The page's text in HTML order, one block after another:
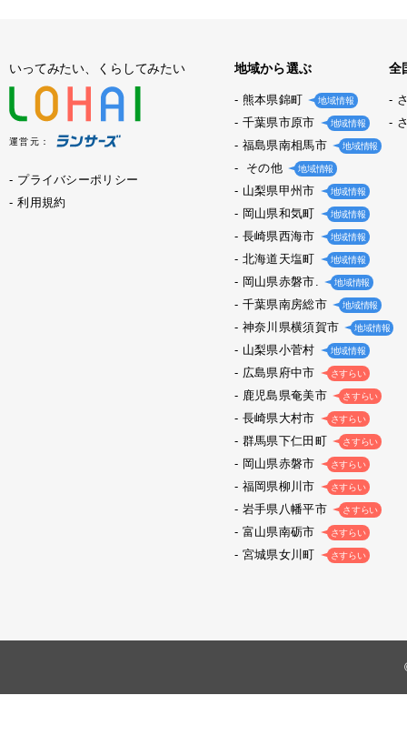
いってみたい、くらしてみたい
運営元：
プライバシーポリシー
利用規約
地域から選ぶ
熊本県錦町 地域情報
千葉県市原市 地域情報
福島県南相馬市 地域情報
その他 地域情報
山梨県甲州市 地域情報
岡山県和気町 地域情報
長崎県西海市 地域情報
北海道天塩町 地域情報
岡山県赤磐市. 地域情報
千葉県南房総市 地域情報
神奈川県横須賀市 地域情報
山梨県小菅村 地域情報
広島県府中市 さすらい
鹿児島県奄美市 さすらい
長崎県大村市 さすらい
群馬県下仁田町 さすらい
岡山県赤磐市 さすらい
福岡県柳川市 さすらい
岩手県八幡平市 さすらい
富山県南砺市 さすらい
宮城県女川町 さすらい
全